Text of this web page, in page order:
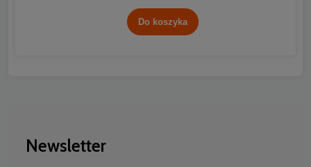
Do koszyka
Newsletter